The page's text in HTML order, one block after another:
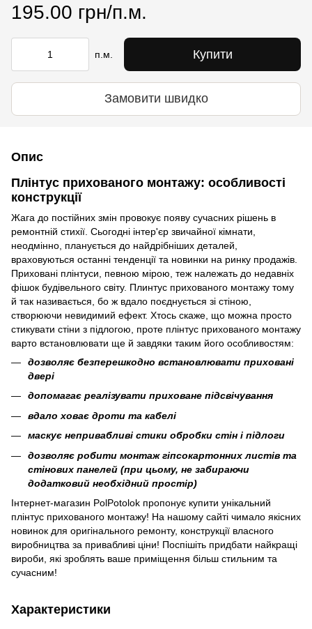
195.00 грн/п.м.
п.м. Купити
Замовити швидко
Опис
Плінтус прихованого монтажу: особливості
конструкції
Жага до постійних змін провокує появу сучасних рішень в
ремонтній стихії. Сьогодні інтер'єр звичайної кімнати,
неодмінно, планується до найдрібніших деталей,
враховуються останні тенденції та новинки на ринку продажів.
Приховані плінтуси, певною мірою, теж належать до недавніх
фішок будівельного світу. Плинтус прихованого монтажу тому
й так називається, бо ж вдало поєднується зі стіною,
створюючи невидимий ефект. Хтось скаже, що можна просто
стикувати стіни з підлогою, проте плінтус прихованого монтажу
варто встановлювати ще й завдяки таким його особливостям:
дозволяє безперешкодно встановлювати приховані
двері
допомагає реалізувати приховане підсвічування
вдало ховає дроти та кабелі
маскує непривабливі стики обробки стін і підлоги
дозволяє робити монтаж гіпсокартонних листів та
стінових панелей (при цьому, не забираючи
додатковий необхідний простір)
Інтернет-магазин PolPotolok пропонує купити унікальний
плінтус прихованого монтажу! На нашому сайті чимало якісних
новинок для оригінального ремонту, конструкції власного
виробництва за привабливі ціни! Поспішіть придбати найкращі
вироби, які зроблять ваше приміщення більш стильним та
сучасним!
Характеристики